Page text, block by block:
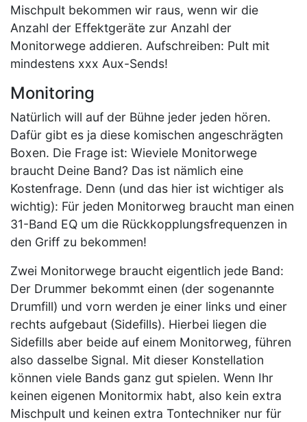
Mischpult bekommen wir raus, wenn wir die
Anzahl der Effektgeräte zur Anzahl der
Monitorwege addieren. Aufschreiben: Pult mit
mindestens xxx Aux-Sends!
Monitoring
Natürlich will auf der Bühne jeder jeden hören.
Dafür gibt es ja diese komischen angeschrägten
Boxen. Die Frage ist: Wieviele Monitorwege
braucht Deine Band? Das ist nämlich eine
Kostenfrage. Denn (und das hier ist wichtiger als
wichtig): Für jeden Monitorweg braucht man einen
31-Band EQ um die Rückkopplungsfrequenzen in
den Griff zu bekommen!
Zwei Monitorwege braucht eigentlich jede Band:
Der Drummer bekommt einen (der sogenannte
Drumfill) und vorn werden je einer links und einer
rechts aufgebaut (Sidefills). Hierbei liegen die
Sidefills aber beide auf einem Monitorweg, führen
also dasselbe Signal. Mit dieser Konstellation
können viele Bands ganz gut spielen. Wenn Ihr
keinen eigenen Monitormix habt, also kein extra
Mischpult und keinen extra Tontechniker nur für